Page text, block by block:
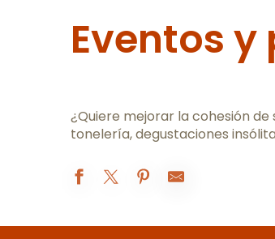
Eventos
¿Quiere mejorar la cohesión
tonelería, degustaciones